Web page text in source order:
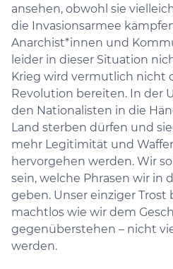
ansehen, obwohl sie
die Invasionsarmee
Anarchist*innen und
leider in dieser Situation
Krieg wird vermutlich nicht
Revolution bereiten. In der
den Nationalisten in die
Land sterben dürfen und
mehr Legitimität und
hervorgehen werden. Wir
sein, welche Phrasen wir in
geben. Unser einziger Trost
machtlos wie wir dem
gegenüberstehen – nicht
werden.